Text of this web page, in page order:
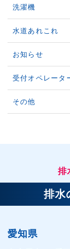
洗濯機
水道あれこれ
お知らせ
受付オペレータ
その他
排
排水
愛知県